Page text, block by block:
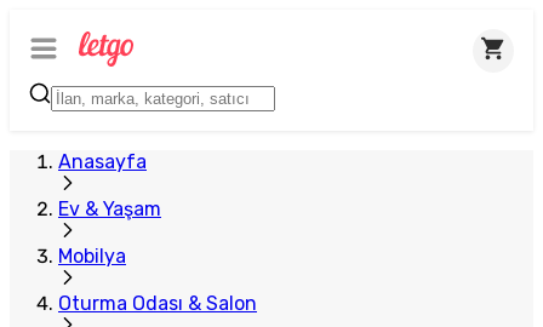
Anasayfa
Ev & Yaşam
Mobilya
Oturma Odası & Salon
Plus Satıcı